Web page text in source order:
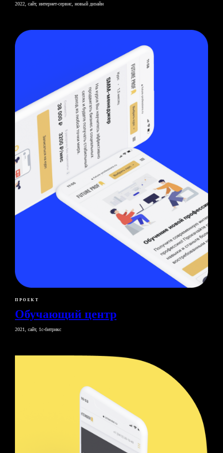
2022, сайт, интернет-сервис, новый дизайн
ПРОЕКТ
Обучающий центр
2021, сайт, 1с-битрикс